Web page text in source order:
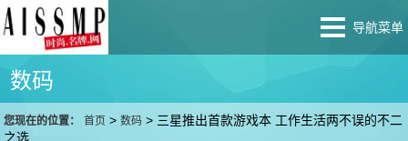
导航菜单
数码
您现在的位置： 首页 >数码 > 三星推出首款游戏本 工作生活两不误的不二
之选